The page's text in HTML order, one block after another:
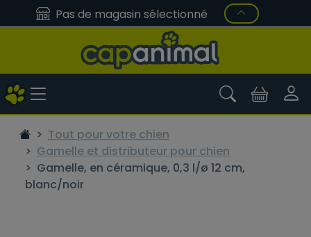
Pas de magasin sélectionné
Tout pour votre chien
Gamelle et distributeur pour chien
Gamelle, en céramique, 0,3 l/ø 12 cm,
blanc/noir